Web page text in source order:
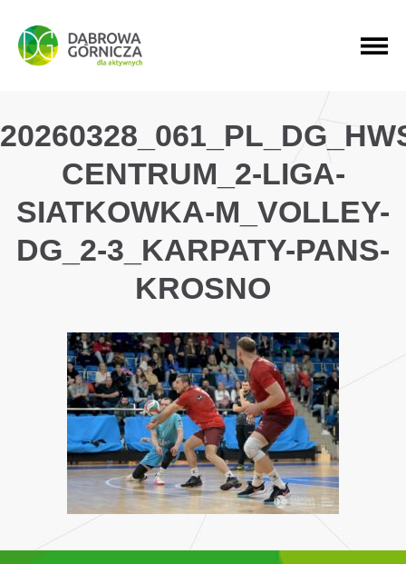
PRZEJDŹ DO MENU GŁÓWNEGO
PRZEJDŹ DO WYSZUKIWARKI
PRZEJDŹ DO TREŚCI
CENTRUM_2-LIGA-
SIATKOWKA-M_VOLLEY-
DG_2-3_KARPATY-PANS-
KROSNO